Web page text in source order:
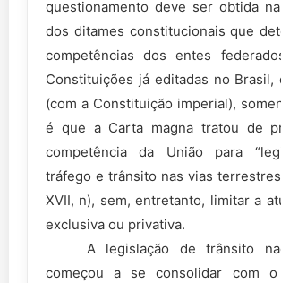
questionamento deve ser obtida
dos ditames constitucionais que
competências dos entes
Constituições já editadas no Brasil,
(com a Constituição imperial),
é que a Carta magna tratou de
competência da União para
tráfego e trânsito nas vias
XVII, n), sem, entretanto, limitar a
exclusiva ou privativa.
A legislação de trânsito
começou a se consolidar com o